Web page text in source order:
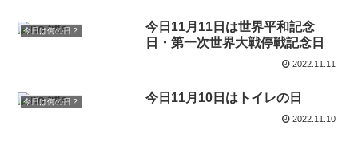
今日は何の日？
今日11月11日は世界平和記念
日・第一次世界大戦停戦記念日
2022.11.11
今日は何の日？ 今日11月10日はトイレの日
2022.11.10